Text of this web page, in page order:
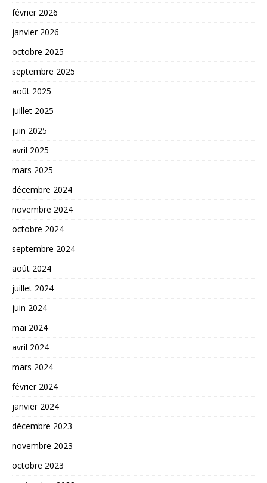
février 2026
janvier 2026
octobre 2025
septembre 2025
août 2025
juillet 2025
juin 2025
avril 2025
mars 2025
décembre 2024
novembre 2024
octobre 2024
septembre 2024
août 2024
juillet 2024
juin 2024
mai 2024
avril 2024
mars 2024
février 2024
janvier 2024
décembre 2023
novembre 2023
octobre 2023